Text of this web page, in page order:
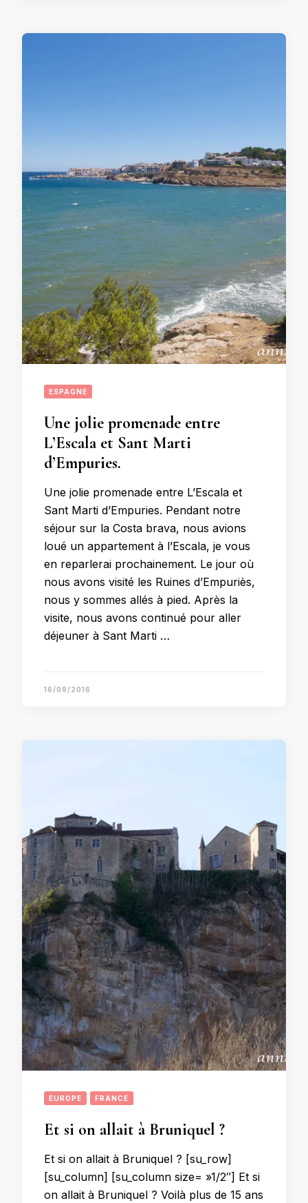
ESPAGNE
Une jolie promenade entre
L’Escala et Sant Marti
d’Empuries.
Une jolie promenade entre L’Escala et
Sant Marti d’Empuries. Pendant notre
séjour sur la Costa brava, nous avions
loué un appartement à l’Escala, je vous
en reparlerai prochainement. Le jour où
nous avons visité les Ruines d’Empuriès,
nous y sommes allés à pied. Après la
visite, nous avons continué pour aller
déjeuner à Sant Marti …
16/09/2016
EUROPE FRANCE
Et si on allait à Bruniquel ?
Et si on allait à Bruniquel ? [su_row]
[su_column] [su_column size= »1/2″] Et si
on allait à Bruniquel ? Voilà plus de 15 ans